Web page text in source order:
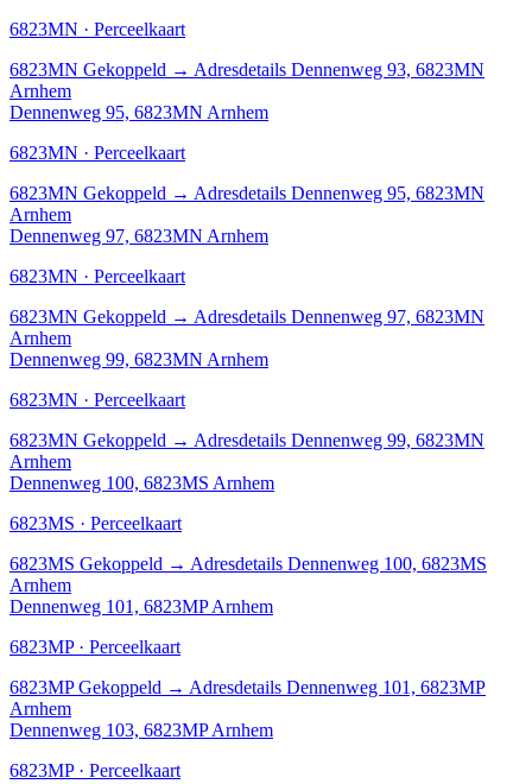
6823MN · Perceelkaart
6823MN Gekoppeld → Adresdetails Dennenweg 93, 6823MN
Arnhem
Dennenweg 95, 6823MN Arnhem
6823MN · Perceelkaart
6823MN Gekoppeld → Adresdetails Dennenweg 95, 6823MN
Arnhem
Dennenweg 97, 6823MN Arnhem
6823MN · Perceelkaart
6823MN Gekoppeld → Adresdetails Dennenweg 97, 6823MN
Arnhem
Dennenweg 99, 6823MN Arnhem
6823MN · Perceelkaart
6823MN Gekoppeld → Adresdetails Dennenweg 99, 6823MN
Arnhem
Dennenweg 100, 6823MS Arnhem
6823MS · Perceelkaart
6823MS Gekoppeld → Adresdetails Dennenweg 100, 6823MS
Arnhem
Dennenweg 101, 6823MP Arnhem
6823MP · Perceelkaart
6823MP Gekoppeld → Adresdetails Dennenweg 101, 6823MP
Arnhem
Dennenweg 103, 6823MP Arnhem
6823MP · Perceelkaart